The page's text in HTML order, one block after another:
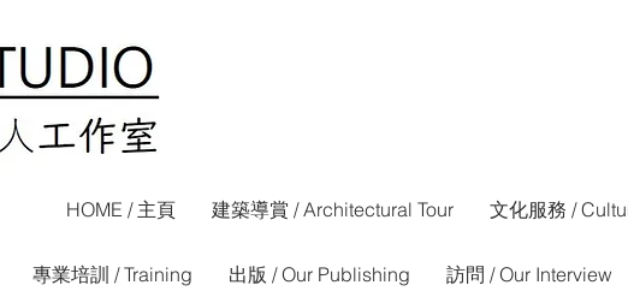
HOME / 主頁 建築導賞 / Architectural Tour 文化服務 /
專業培訓 / Training 出版 / Our Publishing 訪問 / Our Interview